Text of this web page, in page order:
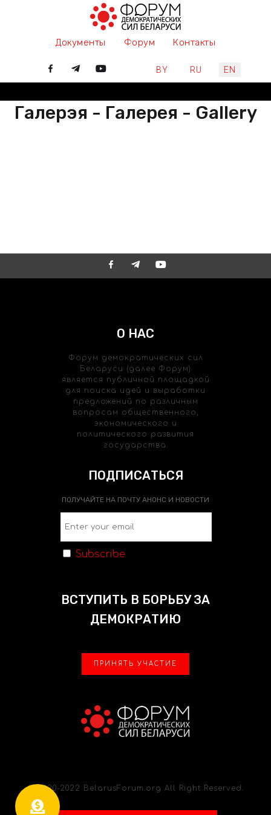
Документы Форум Контакты
Select your language
BY RU EN
Галерэя - Галерея - Gallery
О НАС
Форум демократических сил
Беларуси (далее Форум)
является публичной площадкой
для поиска идей и выработки
предложений по различным
вопросам общественного,
экономического и
политического развития
государства.
ПОДПИСАТЬСЯ
ПОЛУЧАЙТЕ НА ПОЧТУ АНОНС И НОВОСТИ
Subscribe
ВСТУПИТЬ В БОРЬБУ ЗА
ДЕМОКРАТИЮ
ПРИНЯТЬ УЧАСТИЕ
© 2020-2022 BelarusForum.org All Right Reserved.